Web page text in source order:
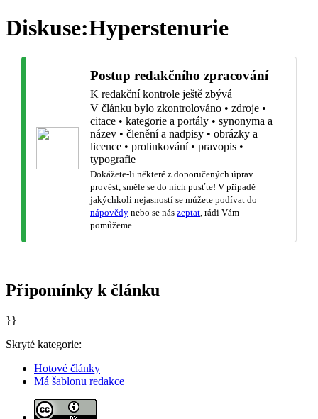
Diskuse:Hyperstenurie
Postup redakčního zpracování
K redakční kontrole ještě zbývá
V článku bylo zkontrolováno • zdroje •
citace • kategorie a portály • synonyma a
název • členění a nadpisy • obrázky a
licence • prolinkování• pravopis •
typografie
Dokážete-li některé z doporučených úprav
provést, směle se do nich pusťte! V případě
jakýchkoli nejasností se můžete podívat do
nápovědy nebo se nás zeptat , rádi Vám
pomůžeme.
Připomínky k článku
}}
Skryté kategorie:
Hotové články
Má šablonu redakce